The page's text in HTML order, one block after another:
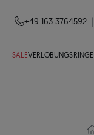
+49 163 3764592
SALEVERLOBUNGSRINGE